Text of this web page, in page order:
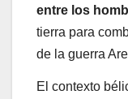
entre los
tierra para
de la guerra
El contexto